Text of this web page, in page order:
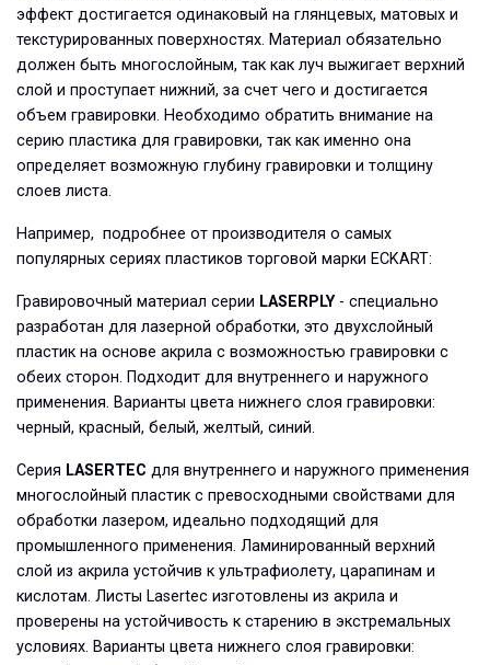
эффект достигается одинаковый на глянцевых, матовых и
текстурированных поверхностях. Материал обязательно
должен быть многослойным, так как луч выжигает верхний
слой и проступает нижний, за счет чего и достигается
объем гравировки. Необходимо обратить внимание на
серию пластика для гравировки, так как именно она
определяет возможную глубину гравировки и толщину
слоев листа.
Например, подробнее от производителя о самых
популярных сериях пластиков торговой марки ECKART:
Гравировочный материал серии LASERPLY- специально
разработан для лазерной обработки, это двухслойный
пластик на основе акрила с возможностью гравировки с
обеих сторон. Подходит для внутреннего и наружного
применения. Варианты цвета нижнего слоя гравировки:
черный, красный, белый, желтый, синий.
Серия LASERTEC для внутреннего и наружного применения
многослойный пластик с превосходными свойствами для
обработки лазером, идеально подходящий для
промышленного применения. Ламинированный верхний
слой из акрила устойчив к ультрафиолету, царапинам и
кислотам. Листы Lasertec изготовлены из акрила и
проверены на устойчивость к старению в экстремальных
условиях. Варианты цвета нижнего слоя гравировки: